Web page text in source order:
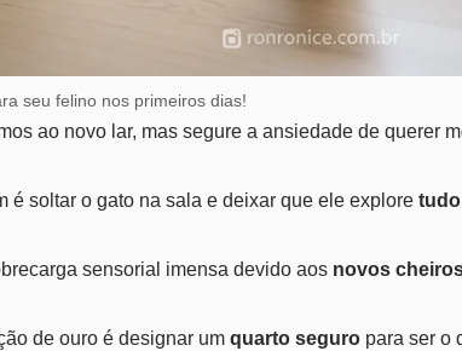
seu felino nos primeiros dias!
ao novo lar, mas segure a ansiedade de querer
é soltar o gato na sala e deixar que ele explore tudo
sensorial imensa devido aos novos
de ouro é designar um quarto seguropara ser o